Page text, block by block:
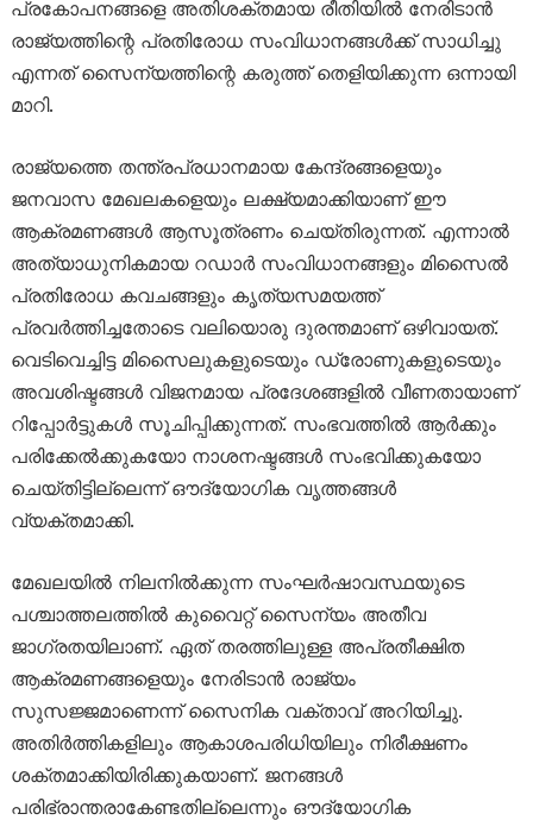
പ്രകോപനങ്ങളെ അതിശക്തമായ രീതിയിൽ നേരിടാൻ
രാജ്യത്തിന്റെ പ്രതിരോധ സംവിധാനങ്ങൾക്ക് സാധിച്ചു
എന്നത് സൈന്യത്തിന്റെ കരുത്ത് തെളിയിക്കുന്ന ഒന്നായി
മാറി.
രാജ്യത്തെ തന്ത്രപ്രധാനമായ കേന്ദ്രങ്ങളെയും
ജനവാസ മേഖലകളെയും ലക്ഷ്യമാക്കിയാണ് ഈ
ആക്രമണങ്ങൾ ആസൂത്രണം ചെയ്തിരുന്നത്. എന്നാൽ
അത്യാധുനികമായ റഡാർ സംവിധാനങ്ങളും മിസൈൽ
പ്രതിരോധ കവചങ്ങളും കൃത്യസമയത്ത്
പ്രവർത്തിച്ചതോടെ വലിയൊരു ദുരന്തമാണ് ഒഴിവായത്.
വെടിവെച്ചിട്ട മിസൈലുകളുടെയും ഡ്രോണുകളുടെയും
അവശിഷ്ടങ്ങൾ വിജനമായ പ്രദേശങ്ങളിൽ വീണതായാണ്
റിപ്പോർട്ടുകൾ സൂചിപ്പിക്കുന്നത്. സംഭവത്തിൽ ആർക്കും
പരിക്കേൽക്കുകയോ നാശനഷ്ടങ്ങൾ സംഭവിക്കുകയോ
ചെയ്തിട്ടില്ലെന്ന് ഔദ്യോഗിക വൃത്തങ്ങൾ
വ്യക്തമാക്കി.
മേഖലയിൽ നിലനിൽക്കുന്ന സംഘർഷാവസ്ഥയുടെ
പശ്ചാത്തലത്തിൽ കുവൈറ്റ് സൈന്യം അതീവ
ജാഗ്രതയിലാണ്. ഏത് തരത്തിലുള്ള അപ്രതീക്ഷിത
ആക്രമണങ്ങളെയും നേരിടാൻ രാജ്യം
സുസജ്ജമാണെന്ന് സൈനിക വക്താവ് അറിയിച്ചു.
അതിർത്തികളിലും ആകാശപരിധിയിലും നിരീക്ഷണം
ശക്തമാക്കിയിരിക്കുകയാണ്. ജനങ്ങൾ
പരിഭ്രാന്തരാകേണ്ടതില്ലെന്നും ഔദ്യോഗിക